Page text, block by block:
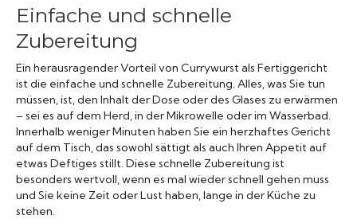
Einfache und schnelle
Zubereitung
Ein herausragender Vorteil von Currywurst als Fertiggericht
ist die einfache und schnelle Zubereitung. Alles, was Sie tun
müssen, ist, den Inhalt der Dose oder des Glases zu erwärmen
– sei es auf dem Herd, in der Mikrowelle oder im Wasserbad.
Innerhalb weniger Minuten haben Sie ein herzhaftes Gericht
auf dem Tisch, das sowohl sättigt als auch Ihren Appetit auf
etwas Deftiges stillt. Diese schnelle Zubereitung ist
besonders wertvoll, wenn es mal wieder schnell gehen muss
und Sie keine Zeit oder Lust haben, lange in der Küche zu
stehen.